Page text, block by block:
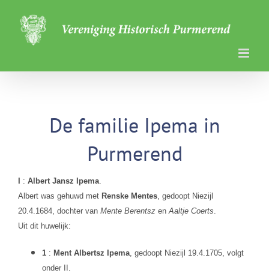
inhoud
De familie Ipema in
Purmerend
: Albert Jansz Ipema.
Albert was gehuwd met Renske Mentes, gedoopt Niezijl
20.4.1684, dochter van Mente Berentszen Aaltje Coerts
Uit dit huwelijk:
1 : Ment Albertsz Ipema, gedoopt Niezijl 19.4.1705, volgt
onder II.